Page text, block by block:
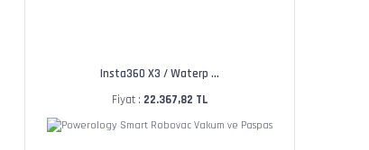
Insta360 X3 / Waterp ...
Fiyat : 22.367,82 TL